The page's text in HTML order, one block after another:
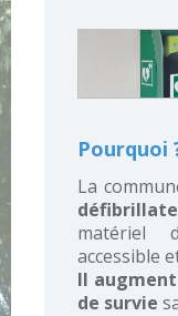
Pourquoi
La
matériel
accessible
Il
de survie